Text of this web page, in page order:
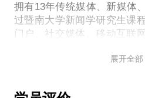
番……
目前，道哥正在做一个立足
客邦（微信号：nockclub
者代言，打造华南创业者自
题，都可以为你提供一并的解
拥有13年传统媒体、新媒体
过暨南大学新闻学研究生课
门户、社交媒体、移动互联
业中的所有工作岗位，曾任
展开全部